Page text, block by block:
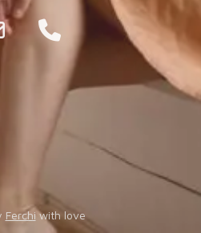
Ferchiwith love